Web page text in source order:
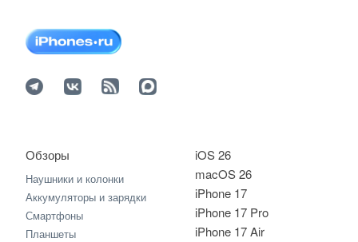
iOS 26
macOS 26
iPhone 17
iPhone 17 Pro
iPhone 17 Air
Обзоры
Наушники и колонки
Аккумуляторы и зарядки
Смартфоны
Планшеты